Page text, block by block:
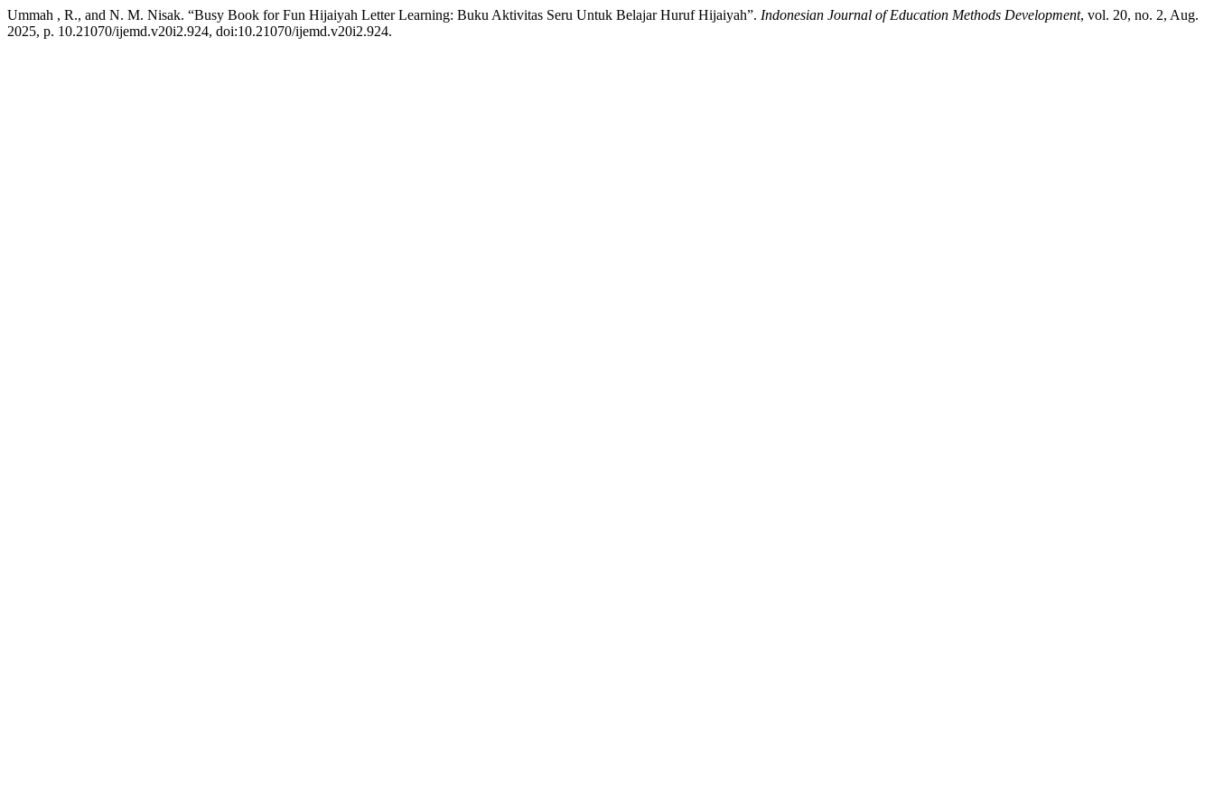
Ummah , R., and N. M. Nisak. “Busy Book for Fun Hijaiyah Letter Learning: Buku Aktivitas Seru Untuk Belajar Huruf Hijaiyah”. Indonesian Journal of Education Methods Development, vol. 20, no. 2, Aug.
2025, p. 10.21070/ijemd.v20i2.924, doi:10.21070/ijemd.v20i2.924.